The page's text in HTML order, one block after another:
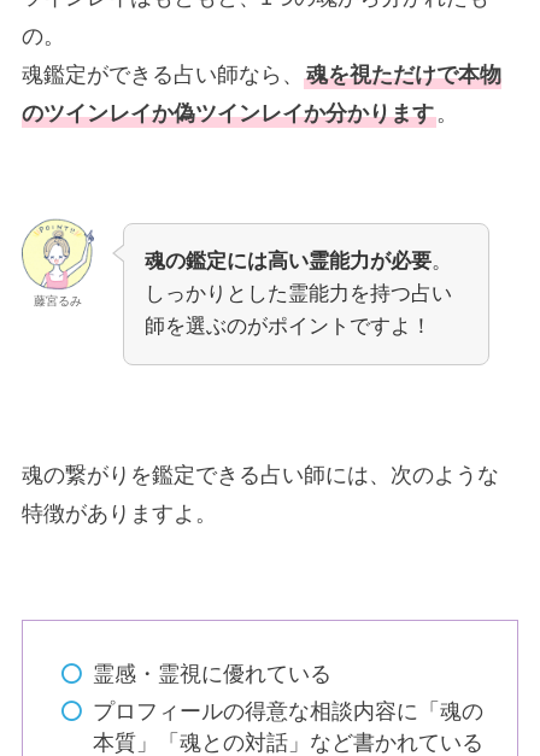
の。
魂鑑定ができる占い師なら、 魂を視ただけで本物
のツインレイか偽ツインレイか分かります。
藤宮るみ
魂の鑑定には高い霊能力が必要。
しっかりとした霊能力を持つ占い
師を選ぶのがポイントですよ！
魂の繋がりを鑑定できる占い師には、次のような
特徴がありますよ。
霊感・霊視に優れている
プロフィールの得意な相談内容に「魂の
本質」「魂との対話」など書かれている